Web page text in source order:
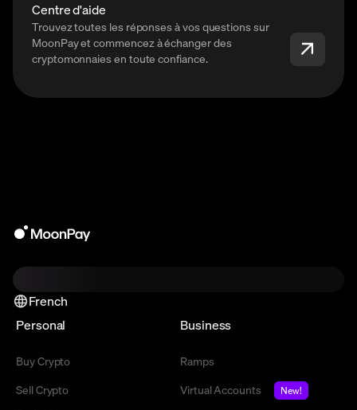
Centre d'aide
Trouvez toutes les réponses à vos questions sur
MoonPay et commencez à échanger des
cryptomonnaies en toute confiance.
French
Personal
Buy Crypto
Sell Crypto
Business
Ramps
Virtual Accounts
New!